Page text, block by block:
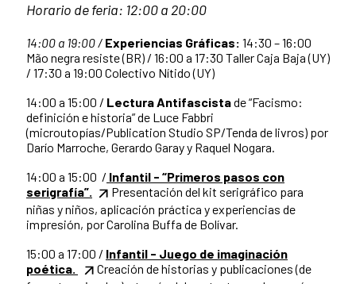
Horario de feria: 12:00 a 20:00
14:00 a 19:00 / Experiencias Gráficas: 14:30 – 16:00
Mão negra resiste (BR) / 16:00 a 17:30 Taller Caja Baja (UY)
/ 17:30 a 19:00 Colectivo Nítido (UY)
14:00 a 15:00 / Lectura Antifascistade “Facismo:
definición e historia” de Luce Fabbri
(microutopías/Publication Studio SP/Tenda de livros) por
Darío Marroche, Gerardo Garay y Raquel Nogara.
14:00 a 15:00 / Infantil - “Primeros pasos con
serigrafía”.
Presentación del kit serigráfico para
niñas y niños, aplicación práctica y experiencias de
impresión, por Carolina Buffa de Bolívar.
15:00 a 17:00 / Infantil - Juego de imaginación
poética.
Creación de historias y publicaciones (de